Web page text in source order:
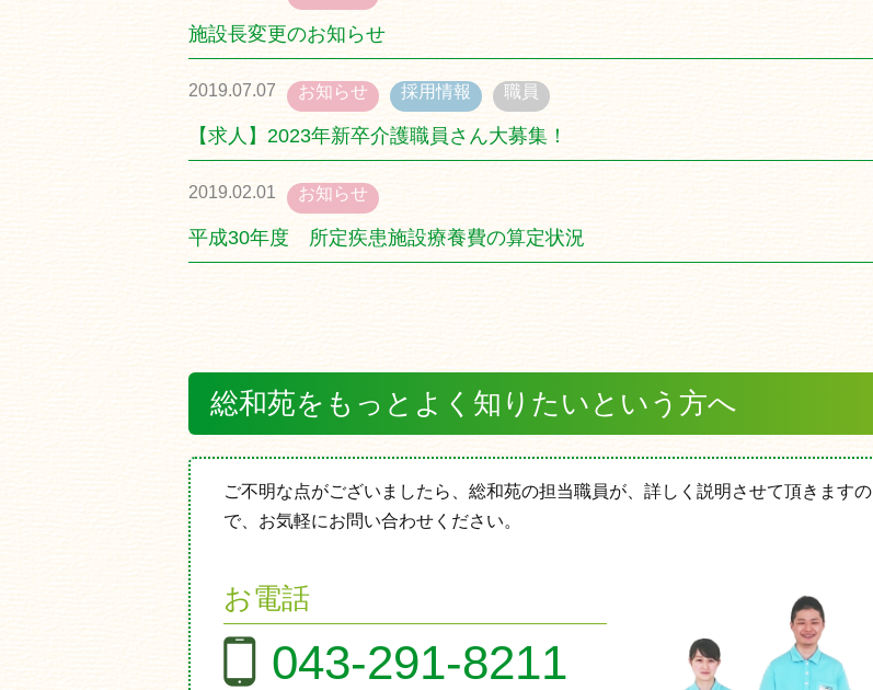
施設長変更のお知らせ
2019.07.07 お知らせ 採用情報 職員
【求人】2023年新卒介護職員さん大募集！
2019.02.01 お知らせ
平成30年度 所定疾患施設療養費の算定状況
総和苑をもっとよく知りたいという方へ
ご不明な点がございましたら、総和苑の担当職員が、詳しく説明させて頂きますの
で、お気軽にお問い合わせください。
お電話
043-291-8211